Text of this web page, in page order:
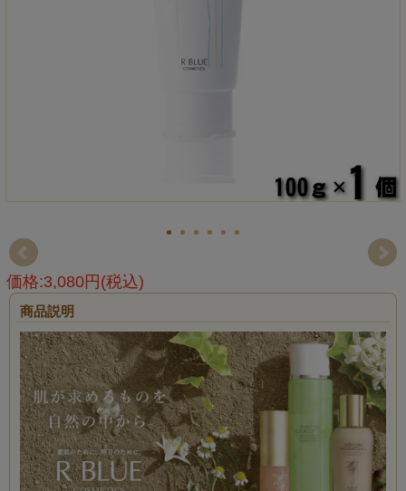
価格:3,080円(税込)
商品説明